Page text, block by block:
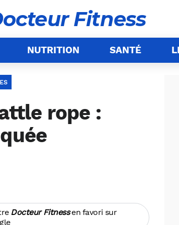
Fitness
NUTRITION SANTÉ
rope :
Docteur Fitnessen favori sur